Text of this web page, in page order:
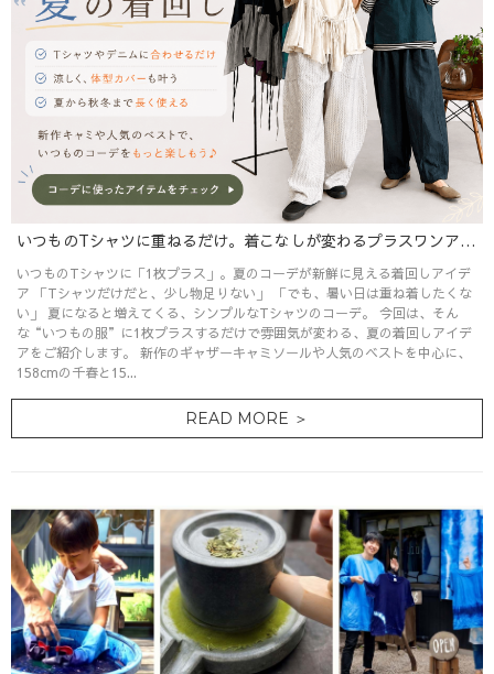
いつものTシャツに重ねるだけ。着こなしが変わるプラスワンアイテム特集
いつものTシャツに「1枚プラス」。夏のコーデが新鮮に見える着回しアイデ
ア 「Tシャツだけだと、少し物足りない」 「でも、暑い日は重ね着したくな
い」 夏になると増えてくる、シンプルなTシャツのコーデ。 今回は、そん
な“いつもの服”に1枚プラスするだけで雰囲気が変わる、夏の着回しアイデ
アをご紹介します。 新作のギャザーキャミソールや人気のベストを中心に、
158cmの千春と15...
READ MORE ＞